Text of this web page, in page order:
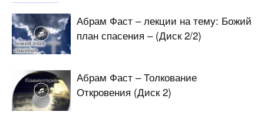
Абрам Фаст – лекции на тему: Божий
план спасения – (Диск 2/2)
Абрам Фаст – Толкование
Откровения (Диск 2)